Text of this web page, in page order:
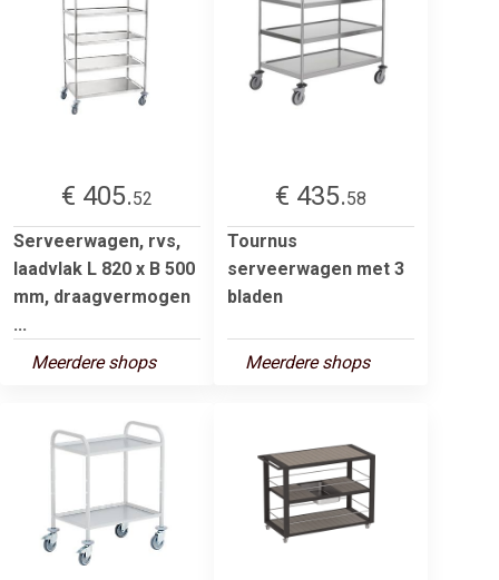
€ 405.52
Serveerwagen, rvs,
laadvlak L 820 x B 500
mm, draagvermogen
...
Meerdere shops
€ 435.58
Tournus
serveerwagen met 3
bladen
Meerdere shops